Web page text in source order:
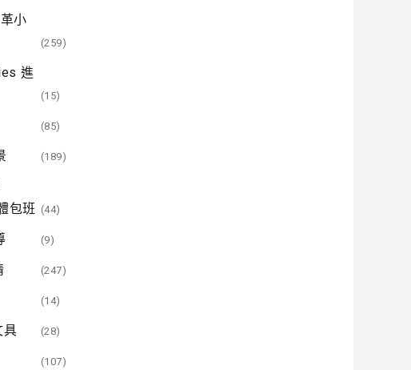
小
(259)
進
(15)
(85)
(189)
包班 (44)
(9)
(247)
(14)
具 (28)
(107)